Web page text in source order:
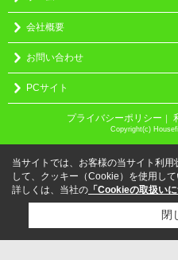
会社概要
お問い合わせ
PCサイト
プライバシーポリシー ｜
Copyright(c)
当サイトでは、お客様の当サイト利
して、クッキー（Cookie）を使用して
詳しくは、当社の 「Cookieの取扱いに
閉